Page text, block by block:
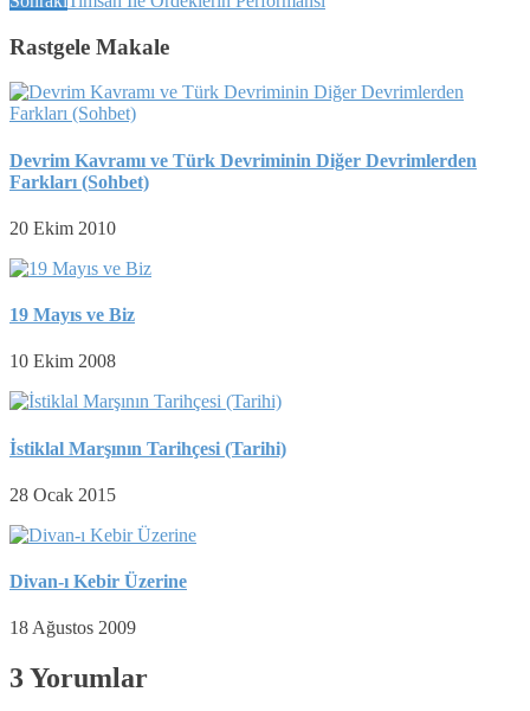
Rastgele Makale
Devrim Kavramı ve Türk Devriminin Diğer Devrimlerden
Farkları (Sohbet)
20 Ekim 2010
19 Mayıs ve Biz
10 Ekim 2008
İstiklal Marşının Tarihçesi (Tarihi)
28 Ocak 2015
Divan-ı Kebir Üzerine
18 Ağustos 2009
3 Yorumlar